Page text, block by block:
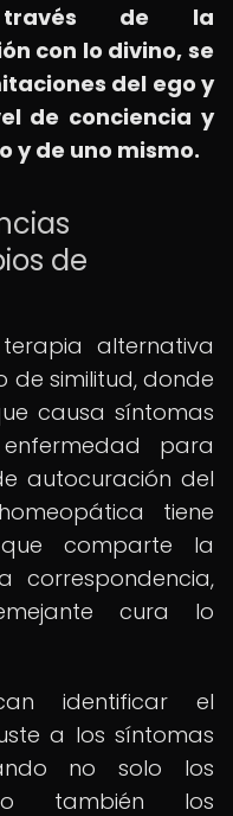
de la
con lo divino, se
del ego y
de conciencia y
y de uno mismo.
de
alternativa
de similitud, donde
causa síntomas
para
autocuración del
tiene
comparte la
cura lo
identificar el
a los síntomas
no solo los
también los